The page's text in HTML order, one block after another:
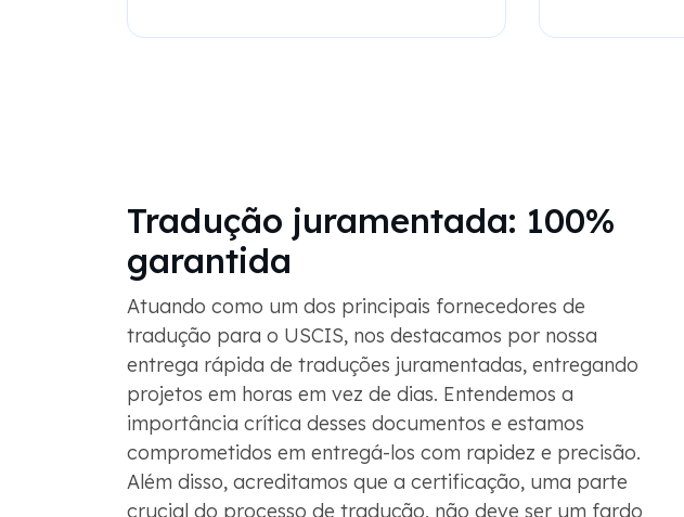
Tradução juramentada: 100%
garantida
Atuando como um dos principais fornecedores de
tradução para o USCIS, nos destacamos por nossa
entrega rápida de traduções juramentadas, entregando
projetos em horas em vez de dias. Entendemos a
importância crítica desses documentos e estamos
comprometidos em entregá-los com rapidez e precisão.
Além disso, acreditamos que a certificação, uma parte
crucial do processo de tradução, não deve ser um fardo